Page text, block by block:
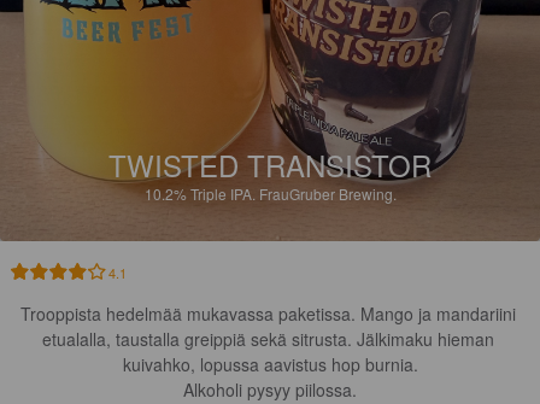
TWISTED TRANSISTOR
10.2%Triple IPA. FrauGruber Brewing.
4.1
Trooppista hedelmää mukavassa paketissa. Mango ja mandariini
etualalla, taustalla greippiä sekä sitrusta. Jälkimaku hieman
kuivahko, lopussa aavistus hop burnia.
Alkoholi pysyy piilossa.